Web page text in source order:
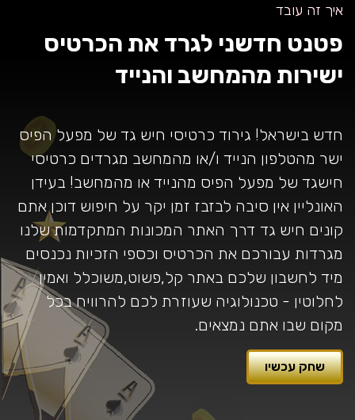
איך זה עובד
פטנט חדשני לגרד את הכרטיס
ישירות מהמחשב והנייד
חדש בישראל! גירוד כרטיסי חיש גד של מפעל הפיס
ישר מהטלפון הנייד ו/או מהמחשב מגרדים כרטיסי
חישגד של מפעל הפיס מהנייד או מהמחשב! בעידן
האונליין אין סיבה לבזבז זמן יקר על חיפוש דוכן אתם
קונים חיש גד דרך האתר המכונות המתקדמות שלנו
מגרדות עבורכם את הכרטיס וכספי הזכיות נכנסים
מיד לחשבון שלכם באתר קל,פשוט,משוכלל ואמין
לחלוטין - טכנולוגיה שעוזרת לכם להרוויח בכל
מקום שבו אתם נמצאים.
שחק עכשיו